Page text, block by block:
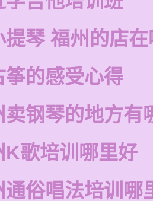
提琴 福州的店
筝的感受心得
卖钢琴的地方有
K歌培训哪里好
通俗唱法培训哪